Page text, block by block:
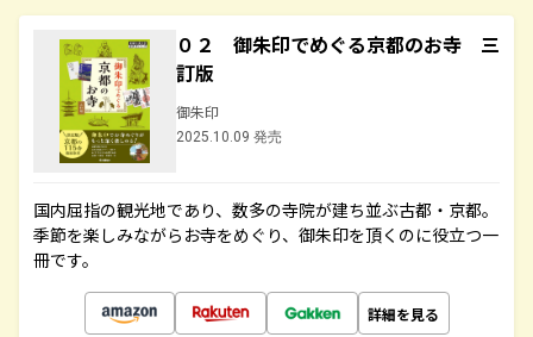
０２ 御朱印でめぐる京都のお寺 三
訂版
御朱印
2025.10.09 発売
国内屈指の観光地であり、数多の寺院が建ち並ぶ古都・京都。
季節を楽しみながらお寺をめぐり、御朱印を頂くのに役立つ一
冊です。
詳細を見る